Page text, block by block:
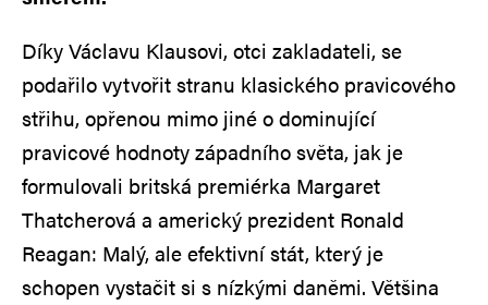
Díky Václavu Klausovi, otci zakladateli, se
podařilo vytvořit stranu klasického pravicového
střihu, opřenou mimo jiné o dominující
pravicové hodnoty západního světa, jak je
formulovali britská premiérka Margaret
Thatcherová a americký prezident Ronald
Reagan: Malý, ale efektivní stát, který je
schopen vystačit si s nízkými daněmi. Většina